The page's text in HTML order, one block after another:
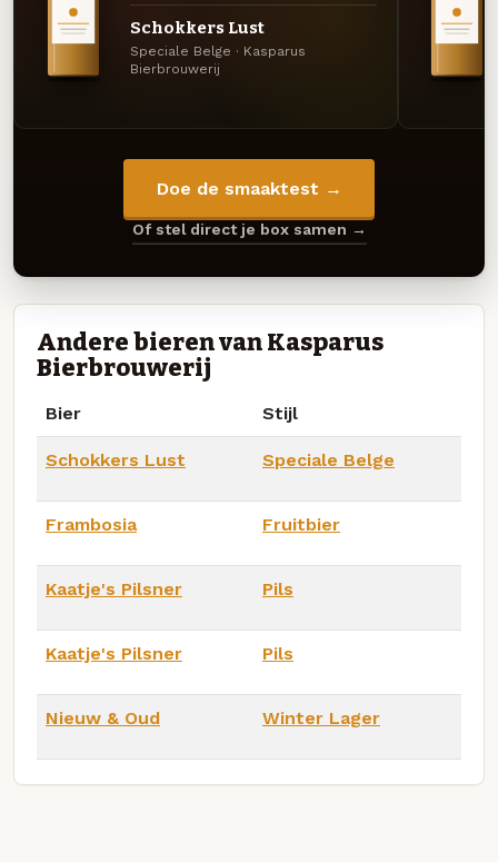
Schokkers Lust
Speciale Belge · Kasparus
Bierbrouwerij
Doe de smaaktest →
Of stel direct je box samen →
Andere bieren van Kasparus
Bierbrouwerij
Bier Stijl
Schokkers Lust Speciale Belge
Frambosia Fruitbier
Kaatje's Pilsner Pils
Kaatje's Pilsner Pils
Nieuw & Oud Winter Lager